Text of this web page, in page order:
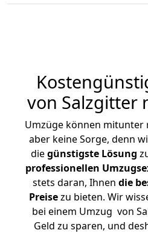
von Salzgitter
Umzüge können mitunter
aber keine Sorge, denn
diegünstigste Lösung
professionellen
stets daran, Ihnen die
Preisezu bieten. Wir
bei einem Umzug von
Geld zu sparen, und